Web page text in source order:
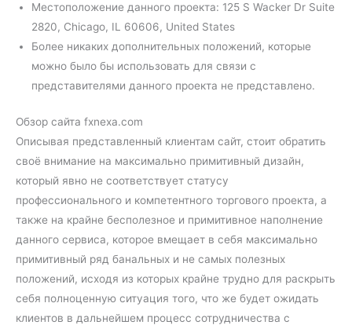
Местоположение данного проекта: 125 S Wacker Dr Suite
2820, Chicago, IL 60606, United States
Более никаких дополнительных положений, которые
можно было бы использовать для связи с
представителями данного проекта не представлено.
Обзор сайта fxnexa.com
Описывая представленный клиентам сайт, стоит обратить
своё внимание на максимально примитивный дизайн,
который явно не соответствует статусу
профессионального и компетентного торгового проекта, а
также на крайне бесполезное и примитивное наполнение
данного сервиса, которое вмещает в себя максимально
примитивный ряд банальных и не самых полезных
положений, исходя из которых крайне трудно для раскрыть
себя полноценную ситуация того, что же будет ожидать
клиентов в дальнейшем процесс сотрудничества с